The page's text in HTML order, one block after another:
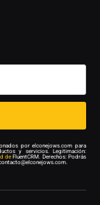
por elconejows.com para
y servicios. Legitimación:
de FluentCRM. Derechos: Podrás